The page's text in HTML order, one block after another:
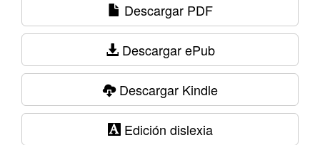
Descargar PDF
Descargar ePub
Descargar Kindle
Edición dislexia